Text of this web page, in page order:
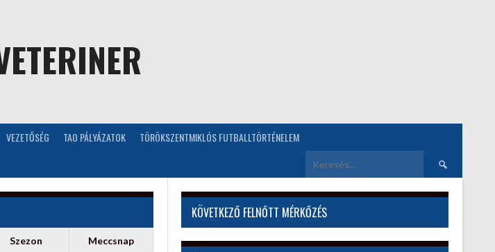
VEZETŐSÉG TAO PÁLYÁZATOK TÖRÖKSZENTMIKLÓS FUTBALLTÖRTÉNELEM
Keresés:
Szezon Meccsnap
KÖVETKEZŐ FELNŐTT MÉRKŐZÉS